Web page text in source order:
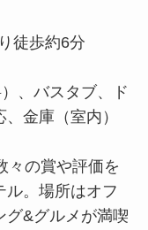
徒歩約6分
、バスタブ、ド
金庫（室内）
々の賞や評価を
ル。場所はオフ
グ&グルメが満喫